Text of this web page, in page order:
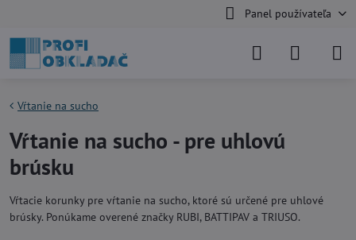
Panel používateľa
Vŕtanie na sucho
Vŕtanie na sucho - pre uhlovú
brúsku
Vŕtacie korunky pre vŕtanie na sucho, ktoré sú určené pre uhlové
brúsky. Ponúkame overené značky RUBI, BATTIPAV a TRIUSO.